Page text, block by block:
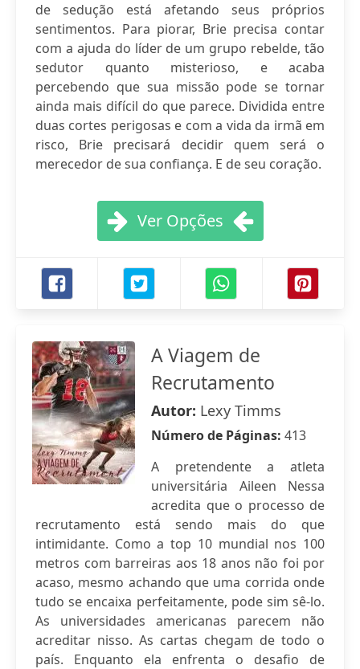
de sedução está afetando seus próprios
sentimentos. Para piorar, Brie precisa contar
com a ajuda do líder de um grupo rebelde, tão
sedutor quanto misterioso, e acaba
percebendo que sua missão pode se tornar
ainda mais difícil do que parece. Dividida entre
duas cortes perigosas e com a vida da irmã em
risco, Brie precisará decidir quem será o
merecedor de sua confiança. E de seu coração.
Ver Opções
A Viagem de
Recrutamento
Autor: Lexy Timms
Número de Páginas: 413
A pretendente a atleta
universitária Aileen Nessa
acredita que o processo de
recrutamento está sendo mais do que
intimidante. Como a top 10 mundial nos 100
metros com barreiras aos 18 anos não foi por
acaso, mesmo achando que uma corrida onde
tudo se encaixa perfeitamente, pode sim sê-lo.
As universidades americanas parecem não
acreditar nisso. As cartas chegam de todo o
país. Enquanto ela enfrenta o desafio de